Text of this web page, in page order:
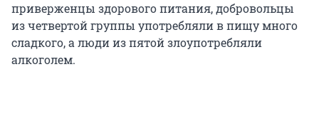
приверженцы здорового питания, добровольцы
из четвертой группы употребляли в пищу много
сладкого, а люди из пятой злоупотребляли
алкоголем.